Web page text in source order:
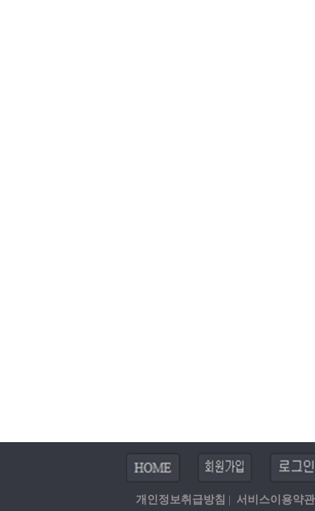
개인정보취급방침 | 서비스이용약관